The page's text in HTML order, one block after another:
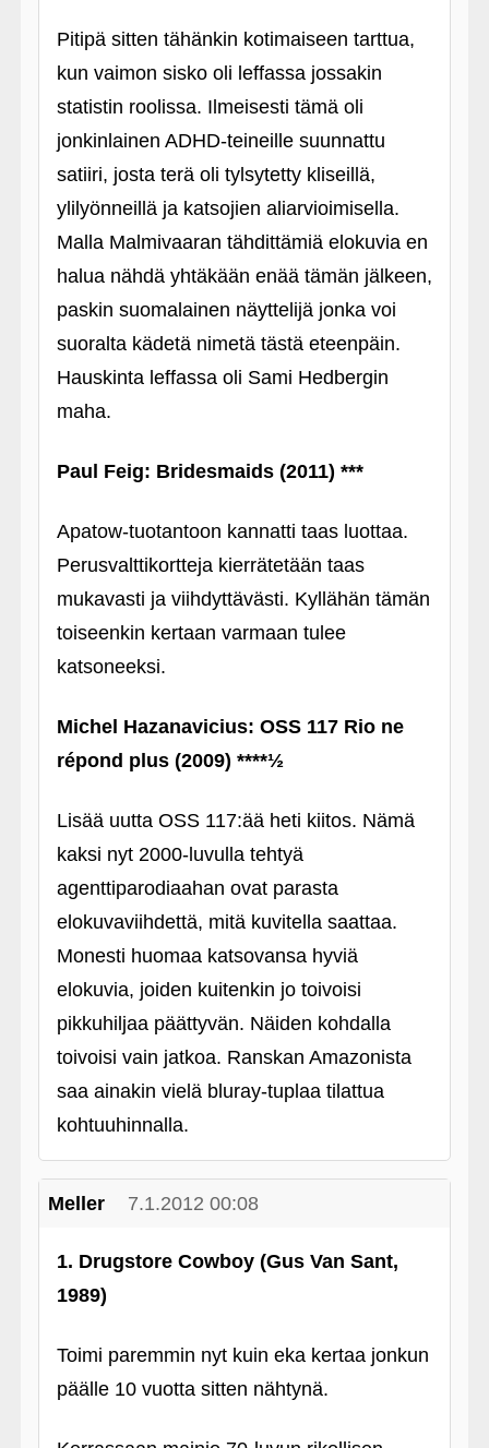
Pitipä sitten tähänkin kotimaiseen tarttua,
kun vaimon sisko oli leffassa jossakin
statistin roolissa. Ilmeisesti tämä oli
jonkinlainen ADHD-teineille suunnattu
satiiri, josta terä oli tylsytetty kliseillä,
ylilyönneillä ja katsojien aliarvioimisella.
Malla Malmivaaran tähdittämiä elokuvia en
halua nähdä yhtäkään enää tämän jälkeen,
paskin suomalainen näyttelijä jonka voi
suoralta kädetä nimetä tästä eteenpäin.
Hauskinta leffassa oli Sami Hedbergin
maha.
Paul Feig: Bridesmaids (2011) ***
Apatow-tuotantoon kannatti taas luottaa.
Perusvalttikortteja kierrätetään taas
mukavasti ja viihdyttävästi. Kyllähän tämän
toiseenkin kertaan varmaan tulee
katsoneeksi.
Michel Hazanavicius: OSS 117 Rio ne
répond plus (2009) ****½
Lisää uutta OSS 117:ää heti kiitos. Nämä
kaksi nyt 2000-luvulla tehtyä
agenttiparodiaahan ovat parasta
elokuvaviihdettä, mitä kuvitella saattaa.
Monesti huomaa katsovansa hyviä
elokuvia, joiden kuitenkin jo toivoisi
pikkuhiljaa päättyvän. Näiden kohdalla
toivoisi vain jatkoa. Ranskan Amazonista
saa ainakin vielä bluray-tuplaa tilattua
kohtuuhinnalla.
Meller 7.1.2012 00:08
1. Drugstore Cowboy (Gus Van Sant,
1989)
Toimi paremmin nyt kuin eka kertaa jonkun
päälle 10 vuotta sitten nähtynä.